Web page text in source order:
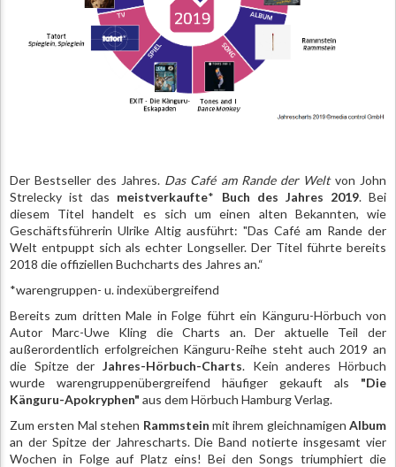
Der Bestseller des Jahres. Das Café am Rande der Weltvon John
Strelecky ist das meistverkaufte* Buch des Jahres 2019. Bei
diesem Titel handelt es sich um einen alten Bekannten, wie
Geschäftsführerin Ulrike Altig ausführt: "Das Café am Rande der
Welt entpuppt sich als echter Longseller. Der Titel führte bereits
2018 die offiziellen Buchcharts des Jahres an.“
*warengruppen- u. indexübergreifend
Bereits zum dritten Male in Folge führt ein Känguru-Hörbuch von
Autor Marc-Uwe Kling die Charts an. Der aktuelle Teil der
außerordentlich erfolgreichen Känguru-Reihe steht auch 2019 an
die Spitze der Jahres-Hörbuch-Charts. Kein anderes Hörbuch
wurde warengruppenübergreifend häufiger gekauft als "Die
Känguru-Apokryphen" aus dem Hörbuch Hamburg Verlag.
Zum ersten Mal stehen Rammstein mit ihrem gleichnamigen Album
an der Spitze der Jahrescharts. Die Band notierte insgesamt vier
Wochen in Folge auf Platz eins! Bei den Songs triumphiert die